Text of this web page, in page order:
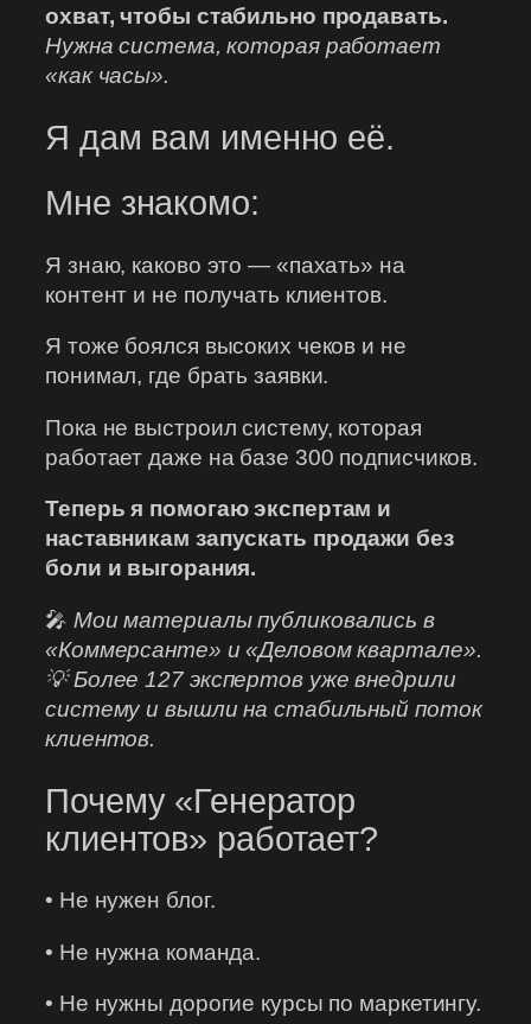
охват, чтобы стабильно продавать.
Нужна система, которая работает
«как часы».
Я дам вам именно её.
Мне знакомо:
Я знаю, каково это — «пахать» на
контент и не получать клиентов.
Я тоже боялся высоких чеков и не
понимал, где брать заявки.
Пока не выстроил систему, которая
работает даже на базе 300 подписчиков.
Теперь я помогаю экспертам и
наставникам запускать продажи без
боли и выгорания.
🎤 Мои материалы публиковались в
«Коммерсанте» и «Деловом квартале».
💡 Более 127 экспертов уже внедрили
систему и вышли на стабильный поток
клиентов.
Почему «Генератор
клиентов» работает?
• Не нужен блог.
• Не нужна команда.
• Не нужны дорогие курсы по маркетингу.